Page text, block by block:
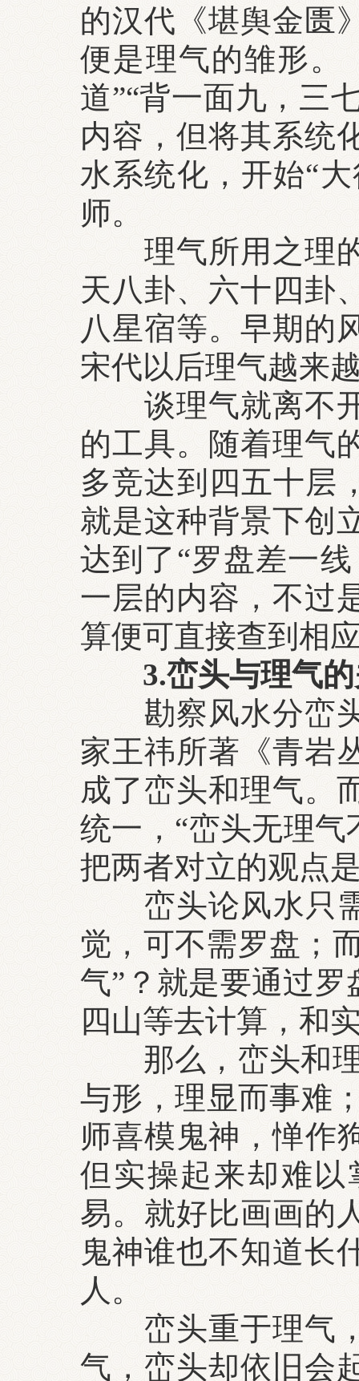
的汉代《堪舆金匮
便是理气的雏形。
道”“背一面九，三
内容，但将其系统
水系统化，开始“
师。
理气所用之理的
天八卦、六十四卦
八星宿等。早期的
宋代以后理气越来
谈理气就离不开
的工具。随着理气
多竞达到四五十层
就是这种背景下创
达到了“罗盘差一
一层的内容，不过
算便可直接查到相
3.峦头与理气
勘察风水分峦
家王祎所著《青岩
成了峦头和理气。
统一，“峦头无理
把两者对立的观点
峦头论风水只需
觉，可不需罗盘；
气”？就是要通过
四山等去计算，和
那么，峦头和理
与形，理显而事难
师喜模鬼神，惮作
但实操起来却难
易。就好比画画的
鬼神谁也不知道长
人。
峦头重于理气，
气，峦头却依旧会